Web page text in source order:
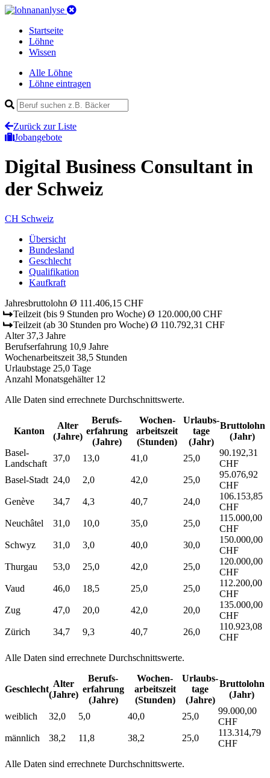
Startseite
Löhne
Wissen
Alle Löhne
Löhne eintragen
Zurück zur Liste
Jobangebote
Digital Business Consultant in
der Schweiz
CH Schweiz
Übersicht
Bundesland
Geschlecht
Qualifikation
Kaufkraft
Jahresbruttolohn Ø 111.406,15 CHF
Teilzeit (bis 9 Stunden pro Woche) Ø 120.000,00 CHF
Teilzeit (ab 30 Stunden pro Woche) Ø 110.792,31 CHF
Alter 37,3 Jahre
Berufserfahrung 10,9 Jahre
Wochenarbeitszeit 38,5 Stunden
Urlaubstage 25,0 Tage
Anzahl Monatsgehälter 12
Alle Daten sind errechnete Durchschnittswerte.
Kanton
Alter
(Jahre)
Berufs­
erfahrung
(Jahre)
Wochen­
arbeitszeit
(Stunden)
Urlaubs­
tage
(Jahr)
Bruttolohn
(Jahr)
Basel-
Landschaft
37,0 13,0 41,0 25,0
90.192,31
CHF
Basel-Stadt 24,0 2,0 42,0 25,0
95.076,92
CHF
Genève
34,7 4,3 40,7 24,0
106.153,85
CHF
Neuchâtel
31,0 10,0 35,0 25,0
115.000,00
CHF
Schwyz
31,0 3,0 40,0 30,0
150.000,00
CHF
Thurgau
53,0 25,0 42,0 25,0
120.000,00
CHF
Vaud
46,0 18,5 25,0 25,0
112.200,00
CHF
Zug
47,0 20,0 42,0 20,0
135.000,00
CHF
Zürich
34,7 9,3 40,7 26,0
110.923,08
CHF
Alle Daten sind errechnete Durchschnittswerte.
Geschlecht
Alter
(Jahre)
Berufs­
erfahrung
(Jahre)
Wochen­
arbeitszeit
(Stunden)
Urlaubs­
tage
(Jahre)
Bruttolohn
(Jahr)
weiblich 32,0 5,0 40,0 25,0
99.000,00
CHF
männlich
38,2 11,8 38,2 25,0
113.314,79
CHF
Alle Daten sind errechnete Durchschnittswerte.